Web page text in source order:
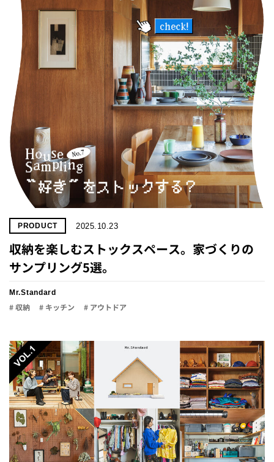
PRODUCT 2025.10.23
収納を楽しむストックスペース。家づくりの
サンプリング5選。
Mr.Standard
# 収納 # キッチン # アウトドア